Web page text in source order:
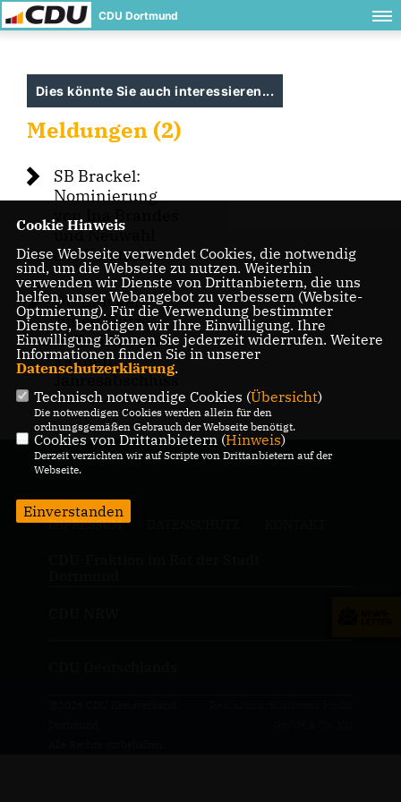
CDU Dortmund
Dies könnte Sie auch interessieren...
Meldungen (2)
SB Brackel:
Nominierung
von Ina Brandes
und Neuwahl
des Vorstands
OU Brackel:
Junge Spitze
trifft sich zum
kleinen
Jahresabschluss
IMPRESSUM
Cookie Hinweis
Diese Webseite verwendet Cookies, die notwendig
sind, um die Webseite zu nutzen. Weiterhin
verwenden wir Dienste von Drittanbietern, die uns
helfen, unser Webangebot zu verbessern (Website-
Optmierung). Für die Verwendung bestimmter
Dienste, benötigen wir Ihre Einwilligung. Ihre
Einwilligung können Sie jederzeit widerrufen. Weitere
Informationen finden Sie in unserer
Datenschutzerklärung.
Technisch notwendige Cookies (Übersicht)
Die notwendigen Cookies werden allein für den
ordnungsgemäßen Gebrauch der Webseite benötigt.
Cookies von Drittanbietern (Hinweis)
Derzeit verzichten wir auf Scripte von Drittanbietern auf der
Webseite.
Einverstanden